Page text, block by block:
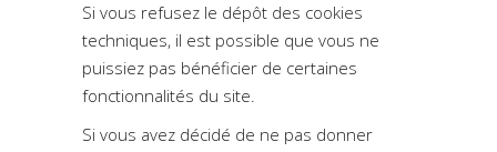
Si vous refusez le dépôt des cookies
techniques, il est possible que vous ne
puissiez pas bénéficier de certaines
fonctionnalités du site.
Si vous avez décidé de ne pas donner